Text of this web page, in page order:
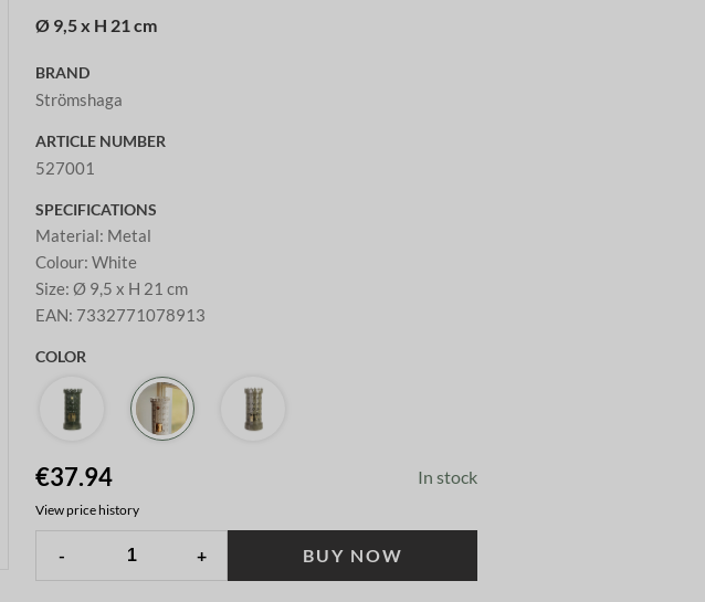
Ø 9,5 x H 21 cm
BRAND
Strömshaga
ARTICLE NUMBER
527001
SPECIFICATIONS
Material: Metal
Colour:White
Size:Ø 9,5 x H 21 cm
EAN: 7332771078913
COLOR
€37.94 In stock
View price history
- + BUY NOW